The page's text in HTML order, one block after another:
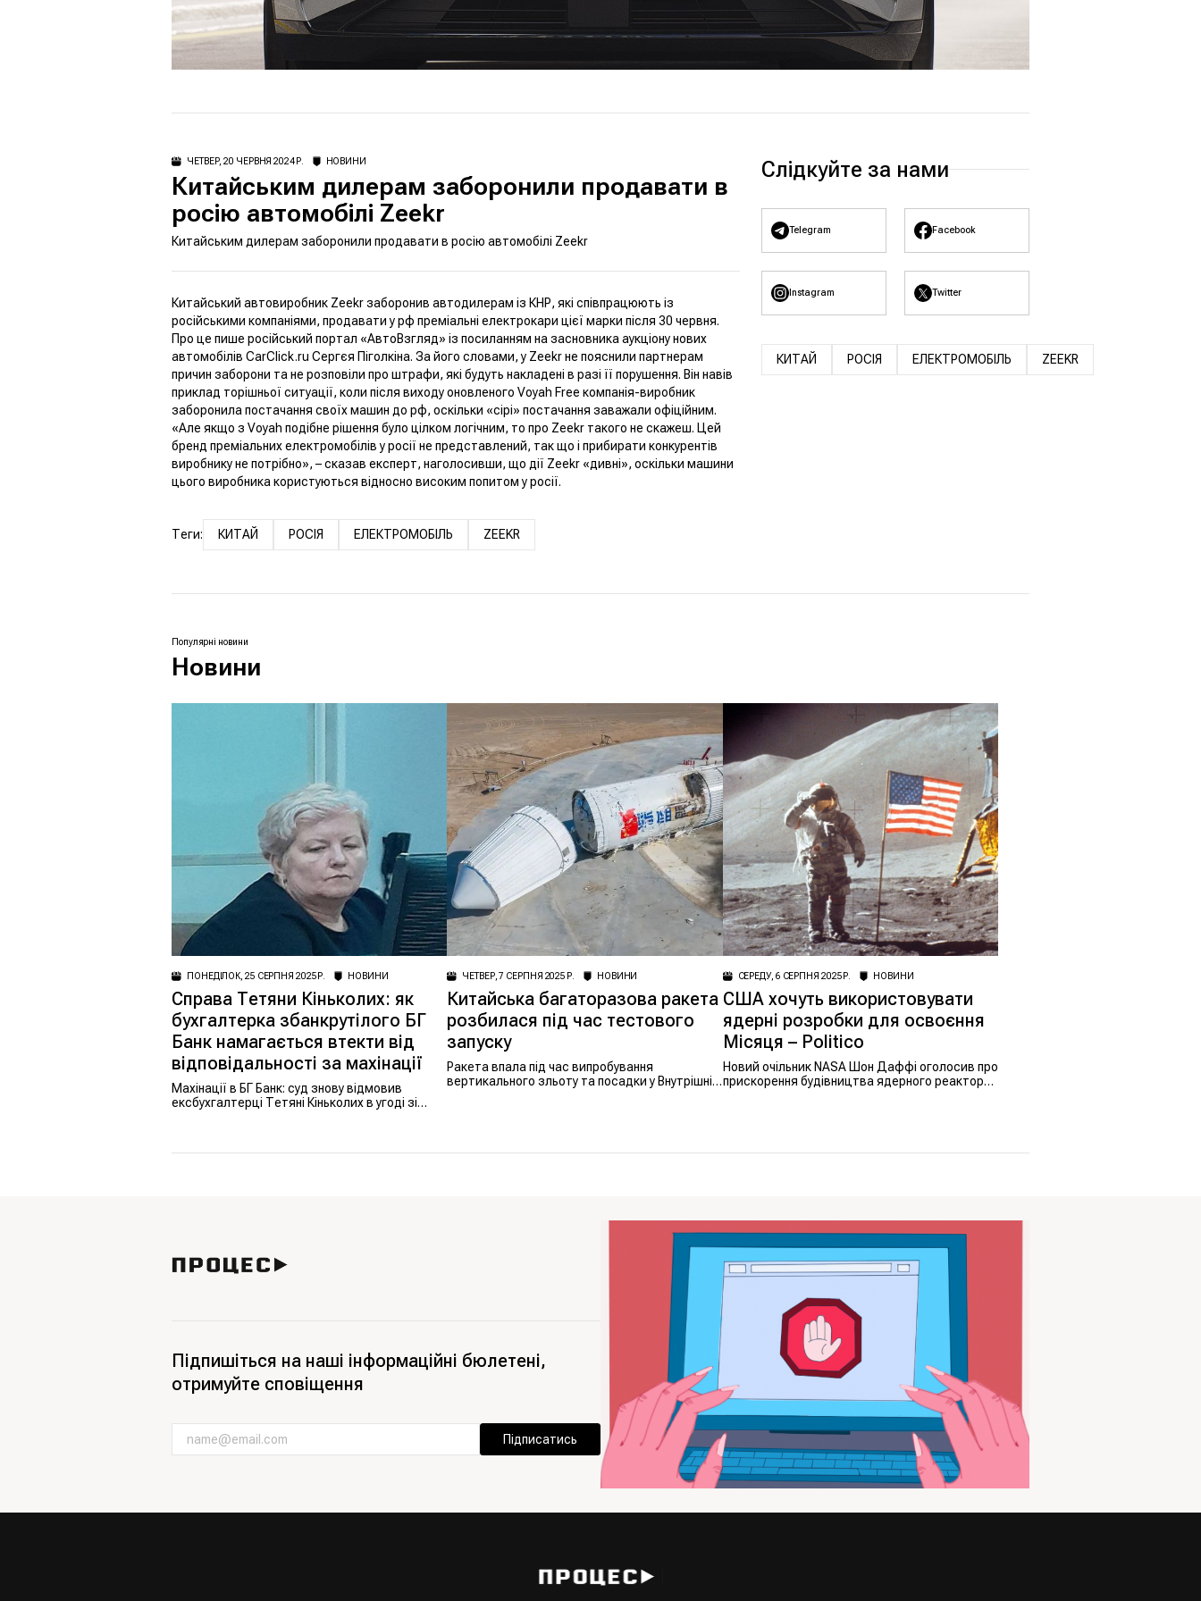
ЧЕТВЕР, 20 ЧЕРВНЯ 2024 Р. НОВИНИ
Китайським дилерам заборонили продавати в
росію автомобілі Zeekr
Китайським дилерам заборонили продавати в росію автомобілі Zeekr
Китайський автовиробник Zeekr заборонив автодилерам із КНР, які співпрацюють із
російськими компаніями, продавати у рф преміальні електрокари цієї марки після 30 червня.
Про це пише російський портал «АвтоВзгляд» із посиланням на засновника аукціону нових
автомобілів CarClick.ru Сергєя Піголкіна. За його словами, у Zeekr не пояснили партнерам
причин заборони та не розповіли про штрафи, які будуть накладені в разі її порушення. Він навів
приклад торішньої ситуації, коли після виходу оновленого Voyah Free компанія-виробник
заборонила постачання своїх машин до рф, оскільки «сірі» постачання заважали офіційним.
«Але якщо з Voyah подібне рішення було цілком логічним, то про Zeekr такого не скажеш. Цей
бренд преміальних електромобілів у росії не представлений, так що і прибирати конкурентів
виробнику не потрібно», – сказав експерт, наголосивши, що дії Zeekr «дивні», оскільки машини
цього виробника користуються відносно високим попитом у росії.
Теги: КИТАЙ РОСІЯ ЕЛЕКТРОМОБІЛЬ ZEEKR
Слідкуйте за нами
Telegram Facebook
Instagram Twitter
КИТАЙ РОСІЯ ЕЛЕКТРОМОБІЛЬ ZEEKR
Популярні новини
Новини
ПОНЕДІЛОК, 25 СЕРПНЯ 2025 Р. НОВИНИ
Справа Тетяни Кіньколих: як
бухгалтерка збанкрутілого БГ
Банк намагається втекти від
відповідальності за махінації
Махінації в БГ Банк: суд знову відмовив
ексбухгалтерці Тетяні Кіньколих в угоді зі
ЧЕТВЕР, 7 СЕРПНЯ 2025 Р. НОВИНИ
Китайська багаторазова ракета
розбилася під час тестового
запуску
Ракета впала під час випробування
вертикального зльоту та посадки у Внутрішній
СЕРЕДУ, 6 СЕРПНЯ 2025 Р. НОВИНИ
США хочуть використовувати
ядерні розробки для освоєння
Місяця – Politico
Новий очільник NASA Шон Даффі оголосив про
прискорення будівництва ядерного реактора
Підпишіться на наші інформаційні бюлетені,
отримуйте сповіщення
Підписатись